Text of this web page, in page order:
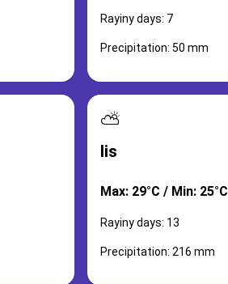
Rayiny days: 7
Precipitation: 50 mm
⛅
lis
Max: 29°C / Min: 25°C
Rayiny days: 13
Precipitation: 216 mm